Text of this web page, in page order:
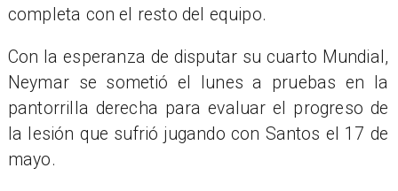
completa con el resto del equipo.
Con la esperanza de disputar su cuarto Mundial,
Neymar se sometió el lunes a pruebas en la
pantorrilla derecha para evaluar el progreso de
la lesión que sufrió jugando con Santos el 17 de
mayo.